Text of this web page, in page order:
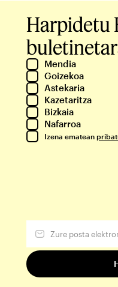
Harpidetu
Mendia
Goizekoa
Astekaria
Kazetaritza
Bizkaia
Nafarroa
Izena ematean